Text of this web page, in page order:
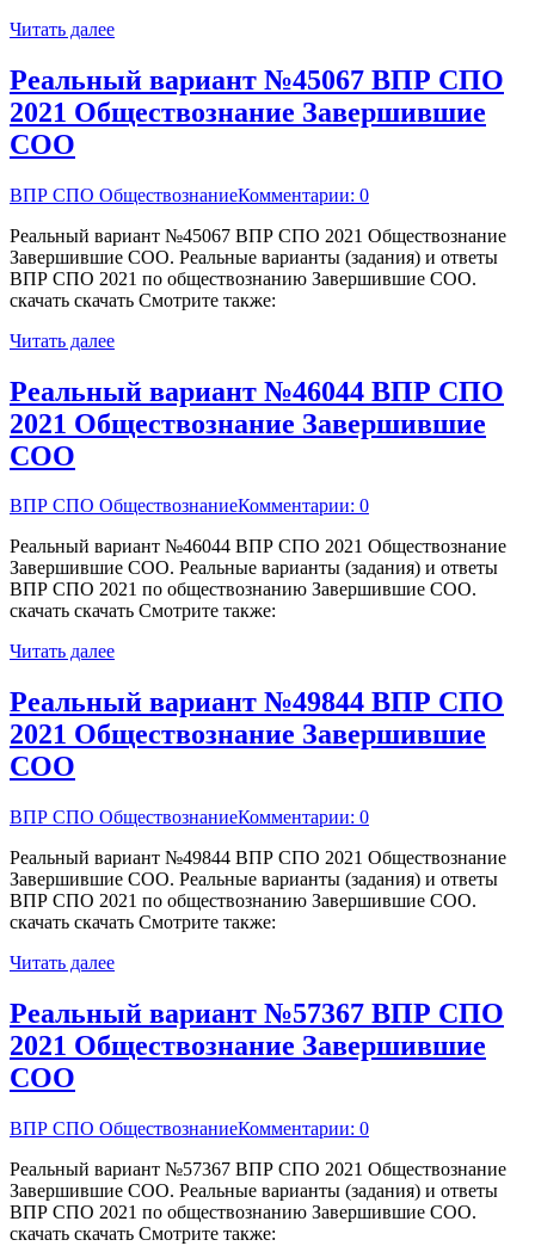
Читать далее
Реальный вариант №45067 ВПР СПО
2021 Обществознание Завершившие
СОО
ВПР СПО ОбществознаниеКомментарии: 0
Реальный вариант №45067 ВПР СПО 2021 Обществознание
Завершившие СОО. Реальные варианты (задания) и ответы
ВПР СПО 2021 по обществознанию Завершившие СОО.
скачать скачать Смотрите также:
Читать далее
Реальный вариант №46044 ВПР СПО
2021 Обществознание Завершившие
СОО
ВПР СПО ОбществознаниеКомментарии: 0
Реальный вариант №46044 ВПР СПО 2021 Обществознание
Завершившие СОО. Реальные варианты (задания) и ответы
ВПР СПО 2021 по обществознанию Завершившие СОО.
скачать скачать Смотрите также:
Читать далее
Реальный вариант №49844 ВПР СПО
2021 Обществознание Завершившие
СОО
ВПР СПО ОбществознаниеКомментарии: 0
Реальный вариант №49844 ВПР СПО 2021 Обществознание
Завершившие СОО. Реальные варианты (задания) и ответы
ВПР СПО 2021 по обществознанию Завершившие СОО.
скачать скачать Смотрите также:
Читать далее
Реальный вариант №57367 ВПР СПО
2021 Обществознание Завершившие
СОО
ВПР СПО ОбществознаниеКомментарии: 0
Реальный вариант №57367 ВПР СПО 2021 Обществознание
Завершившие СОО. Реальные варианты (задания) и ответы
ВПР СПО 2021 по обществознанию Завершившие СОО.
скачать скачать Смотрите также: